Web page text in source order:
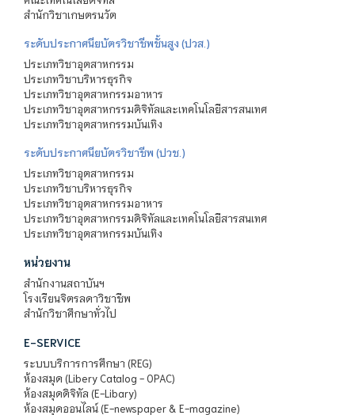
สำนักวิชาเกษตรนวัต
ระดับประกาศนียบัตรวิชาชีพชั้นสูง (ปวส.)
ประเภทวิชาอุตสาหกรรม
ประเภทวิชาบริหารธุรกิจ
ประเภทวิชาอุตสาหกรรมอาหาร
ประเภทวิชาอุตสาหกรรมดิจิทัลและเทคโนโลยีสารสนเทศ
ประเภทวิชาอุตสาหกรรมบันเทิง
ระดับประกาศนียบัตรวิชาชีพ (ปวช.)
ประเภทวิชาอุตสาหกรรม
ประเภทวิชาบริหารธุรกิจ
ประเภทวิชาอุตสาหกรรมอาหาร
ประเภทวิชาอุตสาหกรรมดิจิทัลและเทคโนโลยีสารสนเทศ
ประเภทวิชาอุตสาหกรรมบันเทิง
หน่วยงาน
สำนักงานสถาบันฯ
โรงเรียนจิตรลดาวิชาชีพ
สำนักวิชาศึกษาทั่วไป
E-SERVICE
ระบบบริการการศึกษา (REG)
ห้องสมุด (Libery Catalog - OPAC)
ห้องสมุดดิจิทัล (E-Libary)
ห้องสมุดออนไลน์ (E-newspaper & E-magazine)